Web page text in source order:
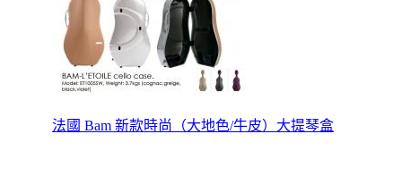
法國 Bam 新款時尚（大地色/牛皮）大提琴盒